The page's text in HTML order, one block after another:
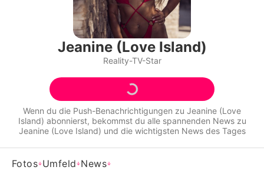
Promiflash Exklusiv
Alle Themen auf Promiflash
Jobs
App runterladen
Team
Jeanine (Love Island)
Reality-TV-Star
Wenn du die Push-Benachrichtigungen zu Jeanine (Love
Island) abonnierst, bekommst du alle spannenden News zu
Jeanine (Love Island) und die wichtigsten News des Tages
Fotos Umfeld News